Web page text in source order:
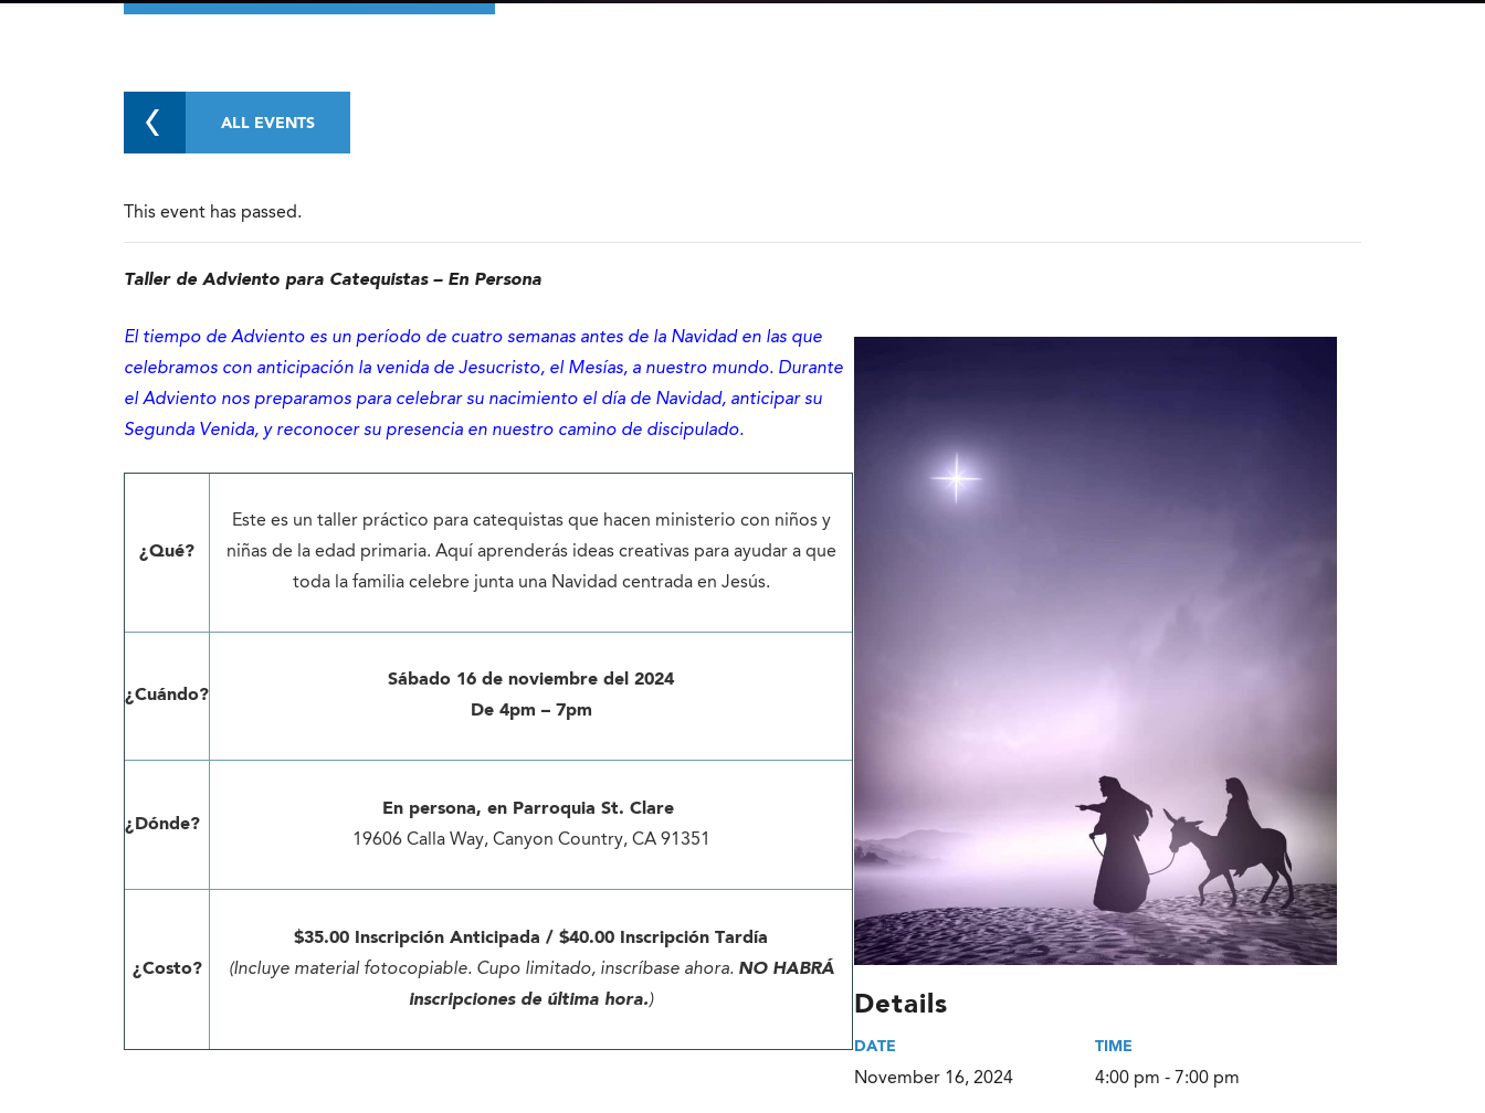
ALL EVENTS
This event has passed.
Taller de Adviento para Catequistas – En Persona
El tiempo de Adviento es un período de cuatro semanas antes de la Navidad en las que
celebramos con anticipación la venida de Jesucristo, el Mesías, a nuestro mundo. Durante
el Adviento nos preparamos para celebrar su nacimiento el día de Navidad, anticipar su
Segunda Venida, y reconocer su presencia en nuestro camino de discipulado.
¿Qué?
Este es un taller práctico para catequistas que hacen ministerio con niños y
niñas de la edad primaria. Aquí aprenderás ideas creativas para ayudar a que
toda la familia celebre junta una Navidad centrada en Jesús.
¿Cuándo?
Sábado 16 de noviembre del 2024
De 4pm – 7pm
¿Dónde?
En persona, en Parroquia St. Clare
19606 Calla Way, Canyon Country, CA 91351
¿Costo?
$35.00 Inscripción Anticipada / $40.00 Inscripción Tardía
(Incluye material fotocopiable. Cupo limitado, inscríbase ahora. NO HABRÁ
inscripciones de última hora.) Details
DATE
November 16, 2024
TIME
4:00 pm - 7:00 pm